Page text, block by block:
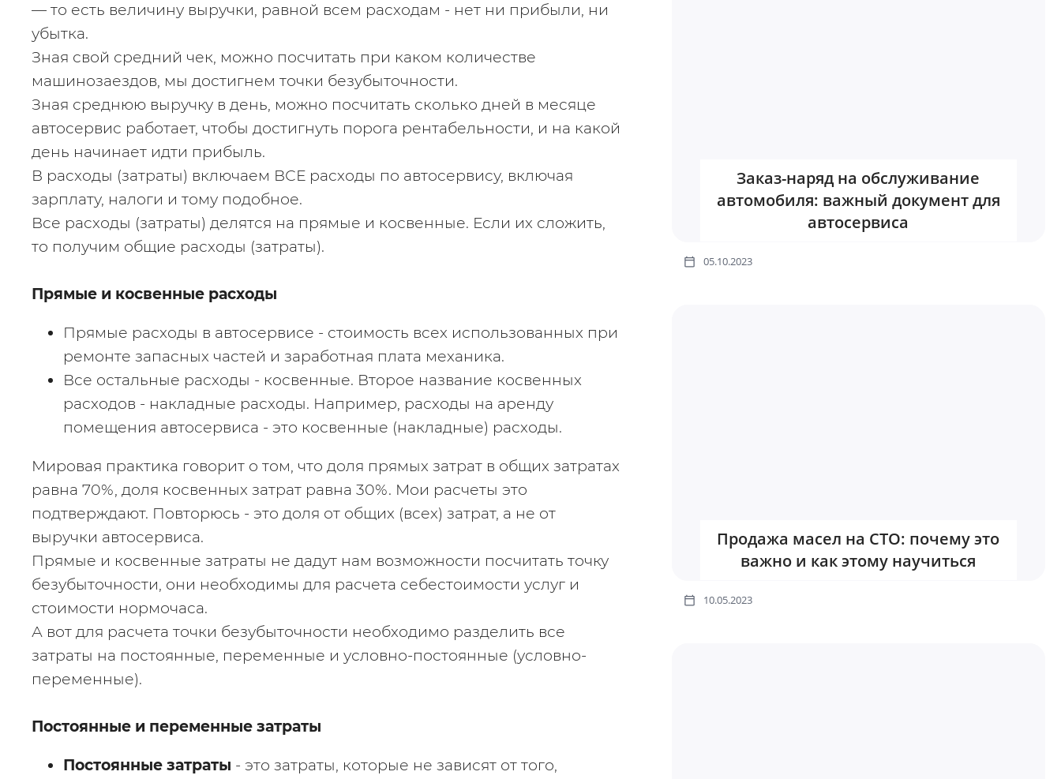
— то есть величину выручки, равной всем расходам - нет ни прибыли, ни
убытка.
Зная свой средний чек, можно посчитать при каком количестве
машинозаездов, мы достигнем точки безубыточности.
Зная среднюю выручку в день, можно посчитать сколько дней в месяце
автосервис работает, чтобы достигнуть порога рентабельности, и на какой
день начинает идти прибыль.
В расходы (затраты) включаем ВСЕ расходы по автосервису, включая
зарплату, налоги и тому подобное.
Все расходы (затраты) делятся на прямые и косвенные. Если их сложить,
то получим общие расходы (затраты).
Прямые и косвенные расходы
Прямые расходы в автосервисе - стоимость всех использованных при
ремонте запасных частей и заработная плата механика.
Все остальные расходы - косвенные. Второе название косвенных
расходов - накладные расходы. Например, расходы на аренду
помещения автосервиса - это косвенные (накладные) расходы.
Мировая практика говорит о том, что доля прямых затрат в общих затратах
равна 70%, доля косвенных затрат равна 30%. Мои расчеты это
подтверждают. Повторюсь - это доля от общих (всех) затрат, а не от
выручки автосервиса.
Прямые и косвенные затраты не дадут нам возможности посчитать точку
безубыточности, они необходимы для расчета себестоимости услуг и
стоимости нормочаса.
А вот для расчета точки безубыточности необходимо разделить все
затраты на постоянные, переменные и условно-постоянные (условно-
переменные).
Постоянные и переменные затраты
Постоянные затраты - это затраты, которые не зависят от того,
Заказ-наряд на обслуживание
автомобиля: важный документ для
автосервиса
05.10.2023
Продажа масел на СТО: почему это
важно и как этому научиться
10.05.2023